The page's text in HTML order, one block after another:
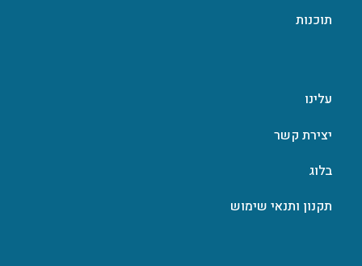
תוכנות
עלינו
יצירת קשר
בלוג
תקנון ותנאי שימוש